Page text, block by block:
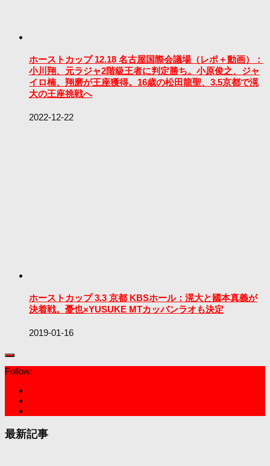
ホーストカップ 12.18 名古屋国際会議場（レポ＋動画）：
小川翔、元ラジャ2階級王者に判定勝ち。小原俊之、ジャ
イロ楠、翔磨が王座獲得。16歳の松田龍聖、3.5京都で滉
大の王座挑戦へ
2022-12-22
ホーストカップ 3.3 京都 KBSホール：滉大と國本真義が
決着戦。憂也×YUSUKE MTカッバンラオも決定
2019-01-16
Follow:
最新記事